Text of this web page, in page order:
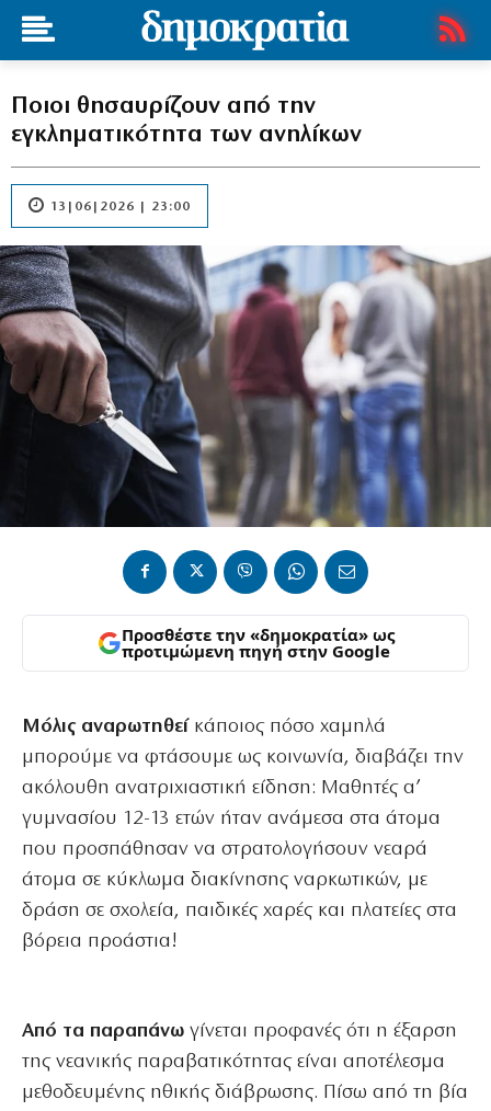
Ποιοι θησαυρίζουν από την
εγκληματικότητα των ανηλίκων
13|06|2026 | 23:00
Προσθέστε την «δημοκρατία» ως
προτιμώμενη πηγή στην Google
Μόλις αναρωτηθείκάποιος πόσο χαμηλά
μπορούμε να φτάσουμε ως κοινωνία, διαβάζει την
ακόλουθη ανατριχιαστική είδηση: Μαθητές α’
γυμνασίου 12-13 ετών ήταν ανάμεσα στα άτομα
που προσπάθησαν να στρατολογήσουν νεαρά
άτομα σε κύκλωμα διακίνησης ναρκωτικών, με
δράση σε σχολεία, παιδικές χαρές και πλατείες στα
βόρεια προάστια!
Από τα παραπάνω γίνεται προφανές ότι η έξαρση
της νεανικής παραβατικότητας είναι αποτέλεσμα
μεθοδευμένης ηθικής διάβρωσης. Πίσω από τη βία